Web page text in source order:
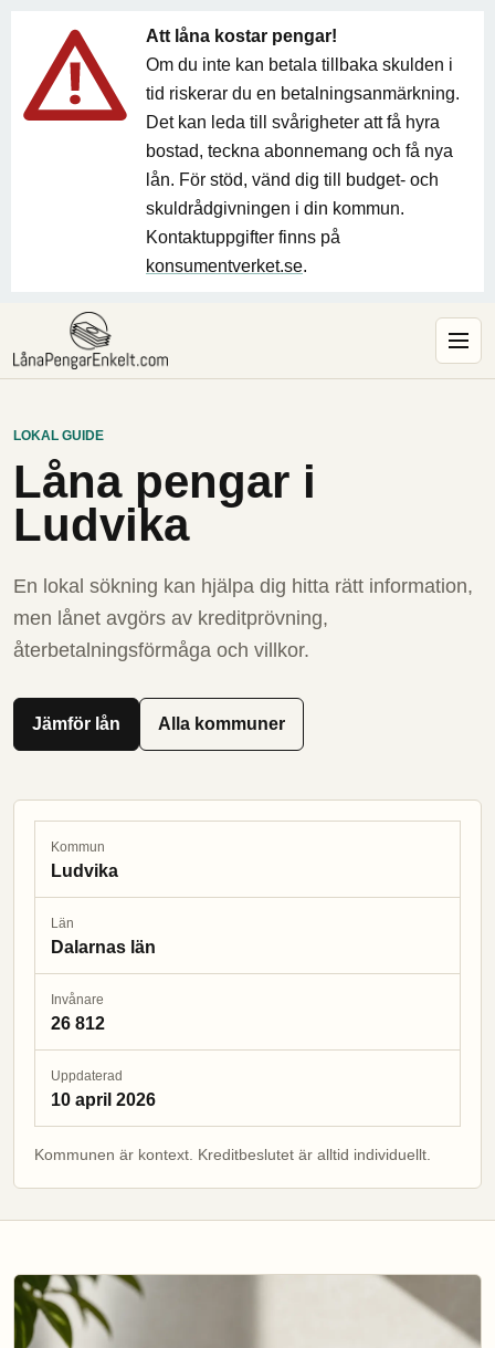
Att låna kostar pengar!
Om du inte kan betala tillbaka skulden i
tid riskerar du en betalningsanmärkning.
Det kan leda till svårigheter att få hyra
bostad, teckna abonnemang och få nya
lån. För stöd, vänd dig till budget- och
skuldrådgivningen i din kommun.
Kontaktuppgifter finns på
konsumentverket.se.
LOKAL GUIDE
Låna pengar i
Ludvika
En lokal sökning kan hjälpa dig hitta rätt information,
men lånet avgörs av kreditprövning,
återbetalningsförmåga och villkor.
Jämför lån Alla kommuner
Kommun
Ludvika
Län
Dalarnas län
Invånare
26 812
Uppdaterad
10 april 2026
Kommunen är kontext. Kreditbeslutet är alltid individuellt.